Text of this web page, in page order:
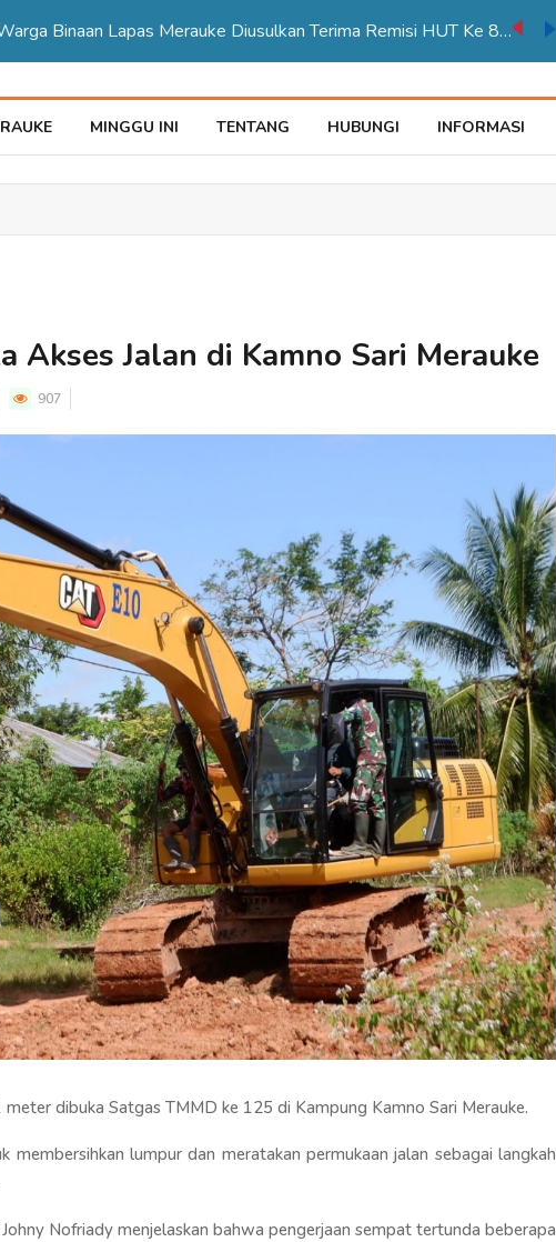
Merauke Tegaskan Pelayana KTP Sesuai SOP
MINGGU INI TENTANG HUBUNGI INFORMASI
Akses Jalan di Kamno Sari Merauke
907
dibuka Satgas TMMD ke 125 di Kampung Kamno Sari Merauke.
membersihkan lumpur dan meratakan permukaan jalan sebagai langkah
Nofriady menjelaskan bahwa pengerjaan sempat tertunda beberapa